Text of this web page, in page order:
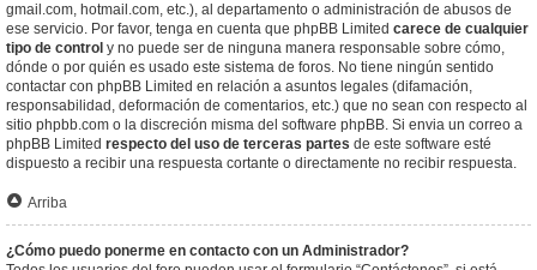
gmail.com, hotmail.com, etc.), al departamento o administración de abusos de
ese servicio. Por favor, tenga en cuenta que phpBB Limited carece de cualquier
tipo de control y no puede ser de ninguna manera responsable sobre cómo,
dónde o por quién es usado este sistema de foros. No tiene ningún sentido
contactar con phpBB Limited en relación a asuntos legales (difamación,
responsabilidad, deformación de comentarios, etc.) que no sean con respecto al
sitio phpbb.com o la discreción misma del software phpBB. Si envia un correo a
phpBB Limited respecto del uso de terceras partes de este software esté
dispuesto a recibir una respuesta cortante o directamente no recibir respuesta.
Arriba
¿Cómo puedo ponerme en contacto con un Administrador?